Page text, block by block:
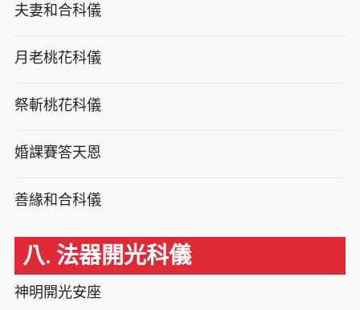
夫妻和合科儀
月老桃花科儀
祭斬桃花科儀
婚課賽答天恩
善緣和合科儀
八. 法器開光科儀
神明開光安座